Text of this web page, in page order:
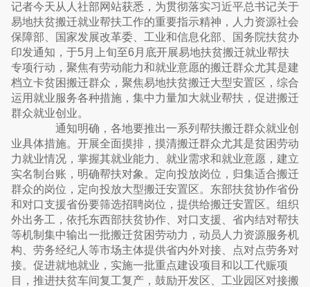
记者今天从人社部网站获悉，为贯彻落实习近平总书记关于
易地扶贫搬迁就业帮扶工作的重要指示精神，人力资源社会
保障部、国家发展改革委、工业和信息化部、国务院扶贫办
印发通知，于5月上旬至6月底开展易地扶贫搬迁就业帮扶
专项行动，聚焦有劳动能力和就业意愿的搬迁群众尤其是建
档立卡贫困搬迁群众，聚焦易地扶贫搬迁大型安置区，综合
运用就业服务各种措施，集中力量加大就业帮扶，促进搬迁
群众就业创业。
通知明确，各地要推出一系列帮扶搬迁群众就业创
业具体措施。开展全面摸排，摸清搬迁群众尤其是贫困劳动
力就业情况，掌握其就业能力、就业需求和就业意愿，建立
实名制台账，明确帮扶对象。定向投放岗位，归集适合搬迁
群众的岗位，定向投放大型搬迁安置区。东部扶贫协作省份
和对口支援省份要筛选招聘岗位，提供给搬迁安置区。组织
外出务工，依托东西部扶贫协作、对口支援、省内结对帮扶
等机制集中输出一批搬迁贫困劳动力，动员人力资源服务机
构、劳务经纪人等市场主体提供省内外对接、点对点劳务对
接。促进就地就业，实施一批重点建设项目和以工代赈项
目，推进扶贫车间复工复产，鼓励开发区、工业园区对接搬